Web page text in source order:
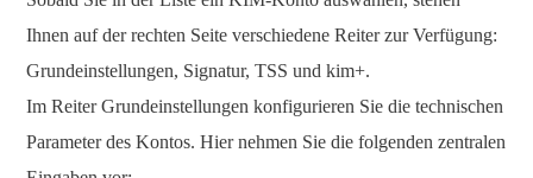
Ihnen auf der rechten Seite verschiedene Reiter zur Verfügung:
Grundeinstellungen, Signatur, TSS und kim+.
Im Reiter Grundeinstellungen konfigurieren Sie die technischen
Parameter des Kontos. Hier nehmen Sie die folgenden zentralen